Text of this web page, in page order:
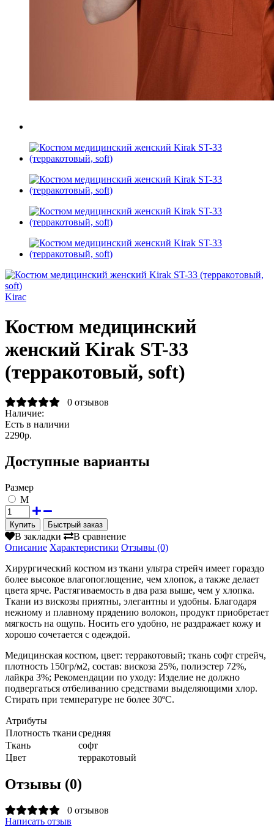
Kirac
Костюм медицинский
женский Kirak ST-33
(терракотовый, soft)
0 отзывов
Наличие:
Есть в наличии
2290р.
Доступные варианты
Размер
M
Быстрый заказ
В закладки
В сравнение
Описание Характеристики Отзывы (0)
Хирургический костюм из ткани ультра стрейч имеет гораздо
более высокое влагопоглощение, чем хлопок, а также делает
цвета ярче. Растягиваемость в два раза выше, чем у хлопка.
Ткани из вискозы приятны, элегантны и удобны. Благодаря
нежному и плавному прядению волокон, продукт приобретает
мягкость на ощупь. Носить его удобно, не раздражает кожу и
хорошо сочетается с одеждой.
Медицинская костюм, цвет: терракотовый; ткань софт стрейч,
плотность 150гр/м2, состав: вискоза 25%, полиэстер 72%,
лайкра 3%; Рекомендации по уходу: Изделие не должно
подвергаться отбеливанию средствами выделяющими хлор.
Стирать при температуре не более 30ºС.
Атрибуты
Плотность тканисредняя
Ткань
софт
Цвет
терракотовый
Отзывы (0)
0 отзывов
Написать отзыв